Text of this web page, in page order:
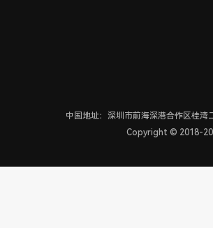
中国地址：深圳市前海深港合作区桂湾
Copyright © 2018-